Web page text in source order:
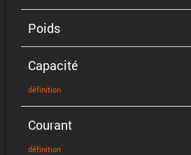
Poids
Capacité
défini­tion
Courant
défini­tion